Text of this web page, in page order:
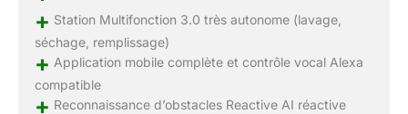
+ Station Multifonction 3.0 très autonome (lavage,
séchage, remplissage)
+ Application mobile complète et contrôle vocal Alexa
compatible
+ Reconnaissance d’obstacles Reactive AI réactive